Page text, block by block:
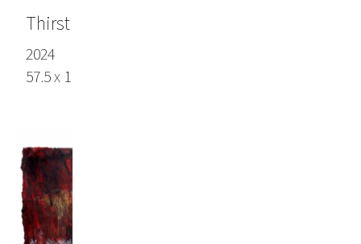
Thirst (Durst)
2024
57.5 x 111.0 in (146 x 282 cm), Lokta paper